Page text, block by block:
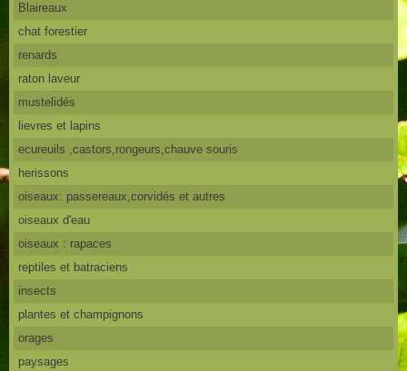
Blaireaux
chat forestier
renards
raton laveur
mustelidés
lievres et lapins
ecureuils ,castors,rongeurs,chauve souris
herissons
oiseaux: passereaux,corvidés et autres
oiseaux d'eau
oiseaux : rapaces
reptiles et batraciens
insects
plantes et champignons
orages
paysages